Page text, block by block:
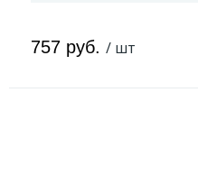
757 руб. / шт